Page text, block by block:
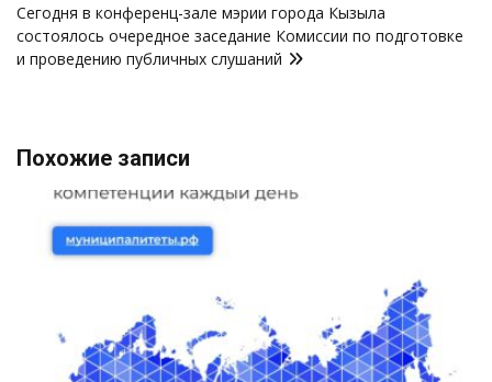
Сегодня в конференц-зале мэрии города Кызыла
состоялось очередное заседание Комиссии по подготовке
и проведению публичных слушаний
Похожие записи